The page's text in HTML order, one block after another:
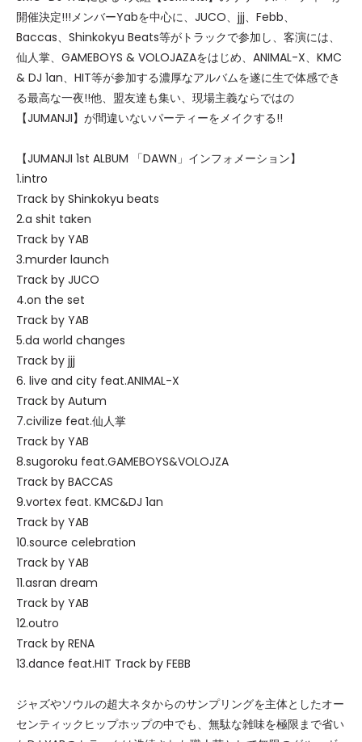
開催決定!!!メンバーYabを中心に、JUCO、jjj、Febb、
Baccas、Shinkokyu Beats等がトラックで参加し、客演には、
仙人掌、GAMEBOYS & VOLOJAZAをはじめ、ANIMAL-X、KMC
& DJ 1an、HIT等が参加する濃厚なアルバムを遂に生で体感でき
る最高な一夜!!他、盟友達も集い、現場主義ならではの
【JUMANJI】が間違いないパーティーをメイクする!!
【JUMANJI 1st ALBUM 「DAWN」インフォメーション】
1.intro
Track by Shinkokyu beats
2.a shit taken
Track by YAB
3.murder launch
Track by JUCO
4.on the set
Track by YAB
5.da world changes
Track by jjj
6. live and city feat.ANIMAL-X
Track by Autum
7.civilize feat.仙人掌
Track by YAB
8.sugoroku feat.GAMEBOYS&VOLOJZA
Track by BACCAS
9.vortex feat. KMC&DJ 1an
Track by YAB
10.source celebration
Track by YAB
11.asran dream
Track by YAB
12.outro
Track by RENA
13.dance feat.HIT Track by FEBB
ジャズやソウルの超大ネタからのサンプリングを主体としたオー
センティックヒップホップの中でも、無駄な雑味を極限まで省い